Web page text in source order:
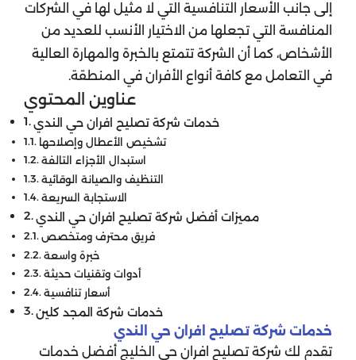
إلى جانب الأسعار التنافسية التي لا مثيل لها في الشركات
المنافسة التي تجعلها من الاختيار الأنسب للعديد من
الأشخاص، كما أن الشركة تتمتع بالخبرة والمهارة العالية
في التعامل مع كافة أنواع الأفران في المنطقة.
عناوين المحتوي
خدمات شركة تصليح افران حي الندي
تشخيص الأعطال وإصلاحها
​استبدال الأجزاء التالفة
التنظيف والصيانة الوقائية
الاستجابة السريعة
مميزات أفضل شركة تصليح افران حي الندي
فريق محترف ومتخصص
خبرة واسعة
أدوات وتقنيات حديثة
أسعار تنافسية
خدمات شركة المجد كلين
خدمات شركة تصليح افران حي الندي
تقدم لك شركة تصليح افران حي الخليج أفضل خدمات